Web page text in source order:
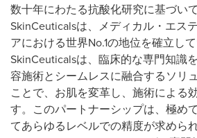
数十年にわたる抗酸化研究に基づい
SkinCeuticalsは、メディカル・エス
アにおける世界No.1の地位を確立して
SkinCeuticalsは、臨床的な専門知識
容施術とシームレスに融合するソリ
ことで、お肌を変革し、施術による
す。このパートナーシップは、極め
てあらゆるレベルでの精度が求めら